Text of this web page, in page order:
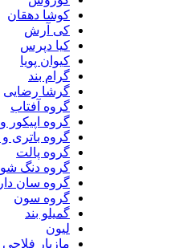
کوشا دهقان
کی آرش
کیا دپرس
کیوان پویا
گرام بند
گرشا رضایی
گروه آفتاب
گروه اپیکور و صادق
گروه باتری و کلونل
گروه پالت
گروه دنگ شو
گروه سان دارک باند
گروه سون
گمیلو بند
لیون
مازیار فلاحی